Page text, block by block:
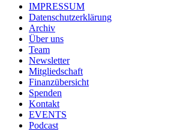
IMPRESSUM
Datenschutzerklärung
Archiv
Über uns
Team
Newsletter
Mitgliedschaft
Finanzübersicht
Spenden
Kontakt
EVENTS
Podcast